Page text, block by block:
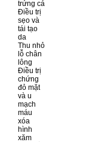
trứng cá
Điều trị
sẹo và
tái tạo
da
Thu nhỏ
lỗ chân
lông
Điều trị
chứng
đỏ mặt
và u
mạch
máu
xóa
hình
xăm